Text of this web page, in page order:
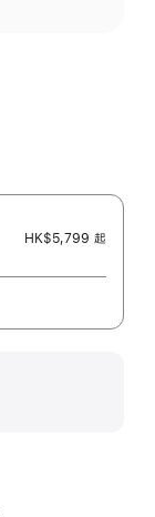
HK$5,799 起